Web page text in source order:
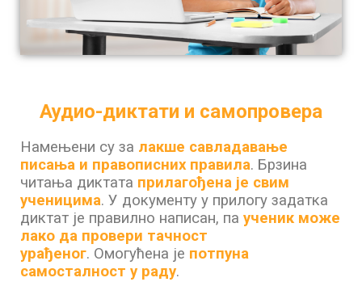
Аудио-диктати и самопровера
Намењени су за лакше савладавање
писања и правописних правила. Брзина
читања диктата прилагођена је свим
ученицима. У документу у прилогу задатка
диктат је правилно написан, па ученик може
лако да провери тачност
урађеног. Омогућена је потпуна
самосталност у раду.